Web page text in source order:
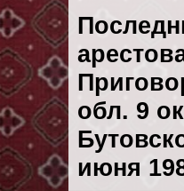
обл. 9
июня